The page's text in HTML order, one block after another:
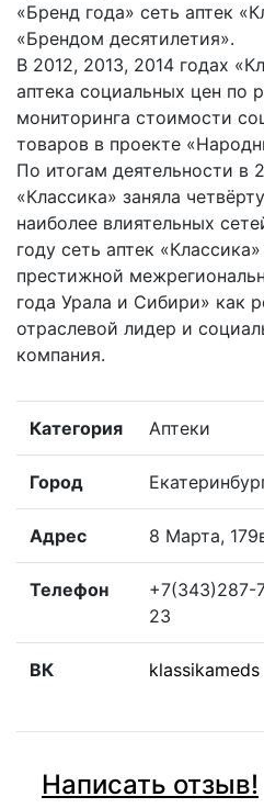
«Бренд года» сеть аптек
«Брендом десятилетия».
В 2012, 2013, 2014 годах
аптека социальных цен по
мониторинга стоимости
товаров в проекте
По итогам деятельности в
«Классика» заняла
наиболее влиятельных
году сеть аптек
престижной
года Урала и Сибири» как
отраслевой лидер и
компания.
Категория Аптеки
Город
Адрес 8 Марта,
Телефон
+7(343)287-
23
ВК klassikameds
Написать отзыв!